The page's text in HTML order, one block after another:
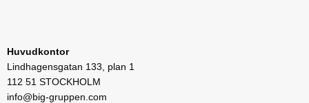
Huvudkontor
Lindhagensgatan 133, plan 1
112 51 STOCKHOLM
info@big-gruppen.com